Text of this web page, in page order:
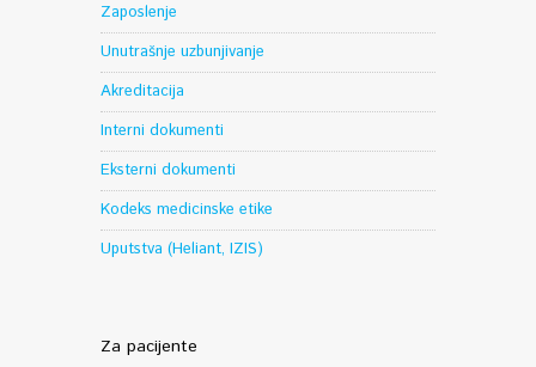
Zaposlenje
Unutrašnje uzbunjivanje
Akreditacija
Interni dokumenti
Eksterni dokumenti
Kodeks medicinske etike
Uputstva (Heliant, IZIS)
Za pacijente